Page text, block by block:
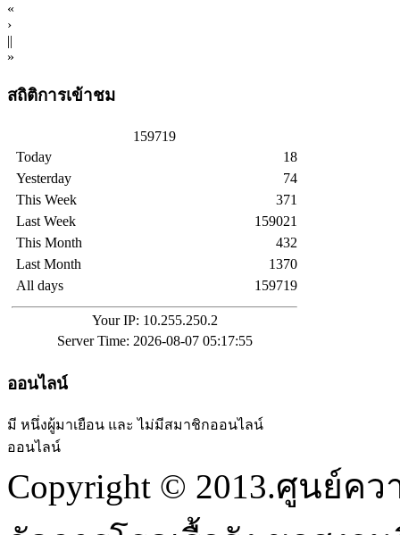
«
›
||
»
สถิติการเข้าชม
159719
Today
Yesterday
This Week
Last Week
This Month
Last Month
All days
18
74
371
159021
432
1370
159719
Your IP: 10.255.250.2
Server Time: 2026-08-07 05:17:55
ออนไลน์
มี หนึ่งผู้มาเยือน และ ไม่มีสมาชิกออนไลน์
ออนไลน์
Copyright © 2013.ศูนย์ค